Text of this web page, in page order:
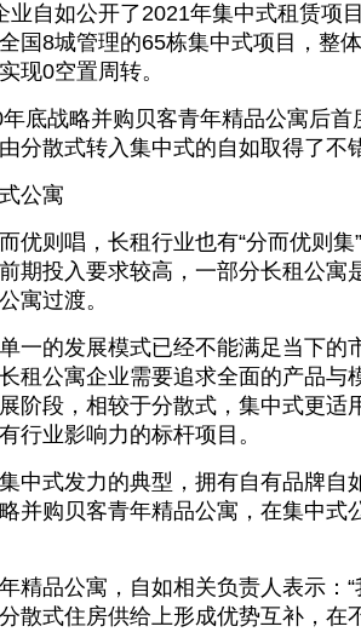
业自如公开了2021年集中式租赁项
国8城管理的65栋集中式项目，整
现0空置周转。
底战略并购贝客青年精品公寓后
分散式转入集中式的自如取得了不
公寓
优则唱，长租行业也有“分而优则
期投入要求较高，一部分长租公寓
寓过渡。
一的发展模式已经不能满足当下的
租公寓企业需要追求全面的产品与
阶段，相较于分散式，集中式更适
行业影响力的标杆项目。
中式发力的典型，拥有自有品牌自
并购贝客青年精品公寓，在集中式
精品公寓，自如相关负责人表示：
散式住房供给上形成优势互补，在